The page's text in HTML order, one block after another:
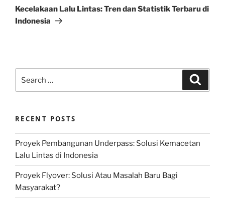
Post
Kecelakaan Lalu Lintas: Tren dan Statistik Terbaru di
Indonesia
for:
RECENT POSTS
Proyek Pembangunan Underpass: Solusi Kemacetan
Lalu Lintas di Indonesia
Proyek Flyover: Solusi Atau Masalah Baru Bagi
Masyarakat?